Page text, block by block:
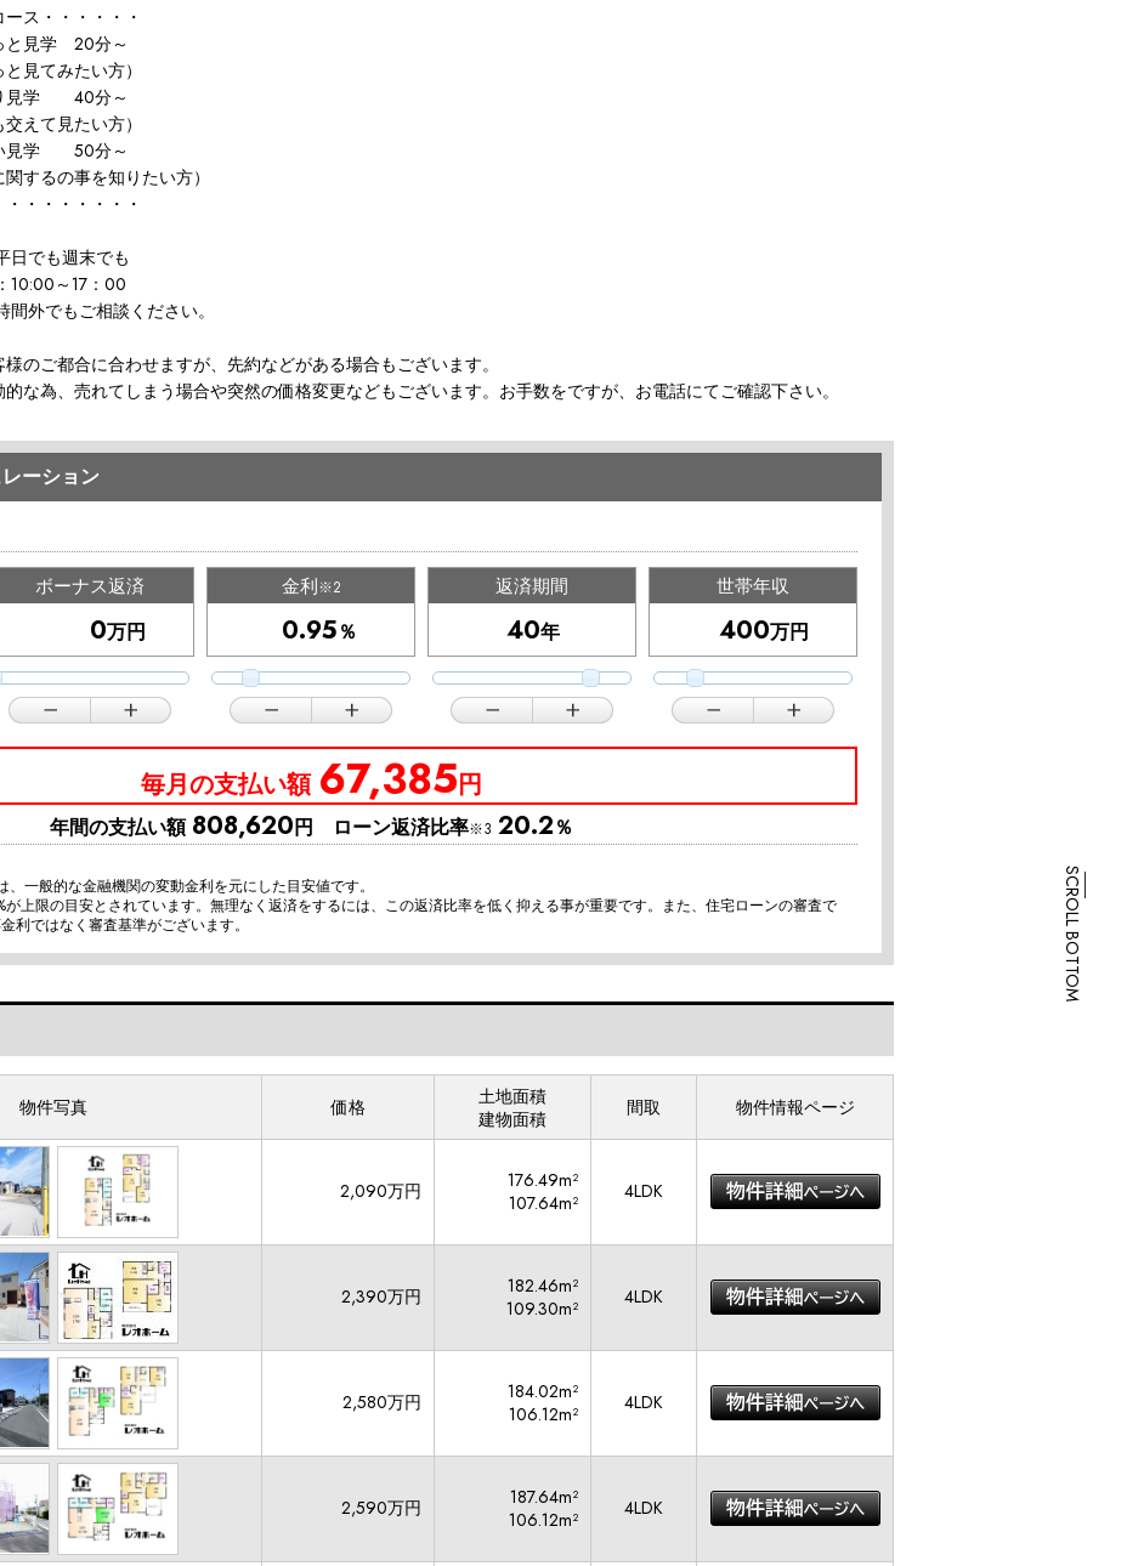
ース・・・・・・
と見学 20分～
てみたい方）
見学 40分～
て見たい方）
見学 50分～
るの事を知りたい方）
・・・・・・・・
日でも週末でも
10:00～17：00
間外でもご相談ください。
のご都合に合わせますが、先約などがある場合もございます。
な為、売れてしまう場合や突然の価格変更などもございます。お手数をですが、お電話にてご確認下さい。
ーション
ボーナス返済
万円
金利※2
％
返済期間
年
世帯年収
万円
毎月の支払い額 67,385円
年間の支払い額 808,620円 ローン返済比率※3 20.2％
一般的な金融機関の変動金利を元にした目安値です。
上限の目安とされています。無理なく返済をするには、この返済比率を低く抑える事が重要です。また、住宅ローンの審査で
利ではなく審査基準がございます。
物件写真 価格
土地面積
建物面積
間取 物件情報ページ
2,090万円
176.49m²
107.64m²
4LDK
2,390万円
182.46m²
109.30m²
4LDK
2,580万円
184.02m²
106.12m²
4LDK
2,590万円
187.64m²
106.12m²
4LDK
SCROLL BOTTOM